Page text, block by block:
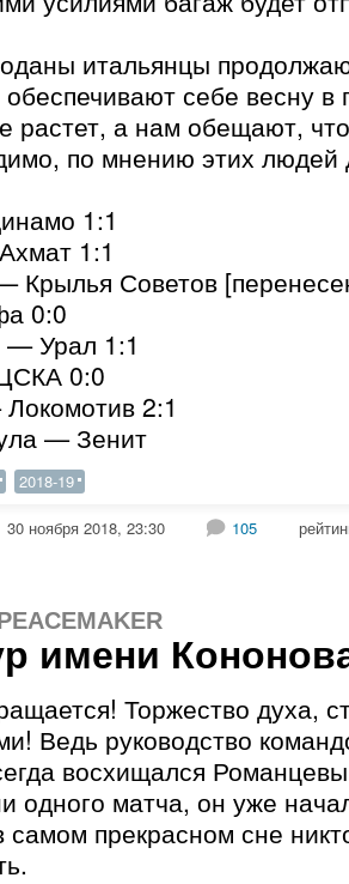
итальянцы
себе весну в
растет, а нам обещают,
по мнению этих людей
1:1
1:1
Крылья Советов
0:0
— Урал 1:1
0:0
2:1
— Зенит
2018-19
30 ноября 2018, 23:30 105
имени
Торжество духа,
Ведь руководство
восхищался
одного матча, он уже
самом прекрасном сне